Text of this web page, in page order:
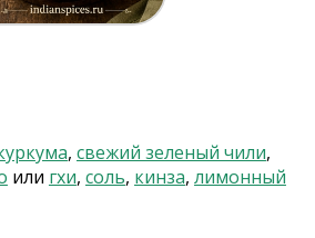
, свежий зеленый чили,
или гхи, соль, кинза, лимонный